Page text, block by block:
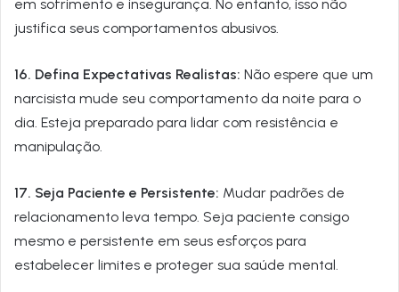
em sofrimento e insegurança. No entanto, isso não
justifica seus comportamentos abusivos.
16. Defina Expectativas Realistas: Não espere que um
narcisista mude seu comportamento da noite para o
dia. Esteja preparado para lidar com resistência e
manipulação.
17. Seja Paciente e Persistente: Mudar padrões de
relacionamento leva tempo. Seja paciente consigo
mesmo e persistente em seus esforços para
estabelecer limites e proteger sua saúde mental.